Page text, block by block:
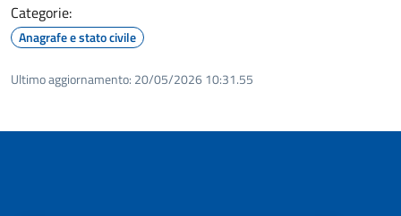
Categorie:
Anagrafe e stato civile
Ultimo aggiornamento: 20/05/2026 10:31.55